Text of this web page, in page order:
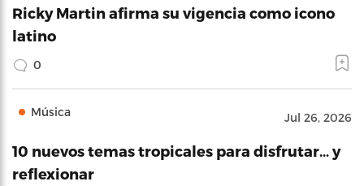
Ricky Martin afirma su vigencia como icono
latino
0
Música Jul 26, 2026
10 nuevos temas tropicales para disfrutar… y
reflexionar